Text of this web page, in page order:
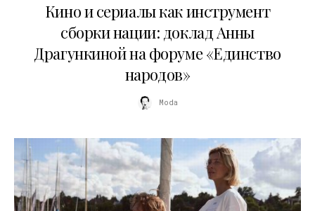
Кино и сериалы как инструмент
сборки нации: доклад Анны
Драгункиной на форуме «Единство
народов»
Moda